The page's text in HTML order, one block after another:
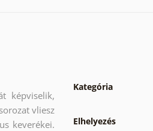
képviselik,
vliesz
keverékei.
Kategória
Elhelyezés